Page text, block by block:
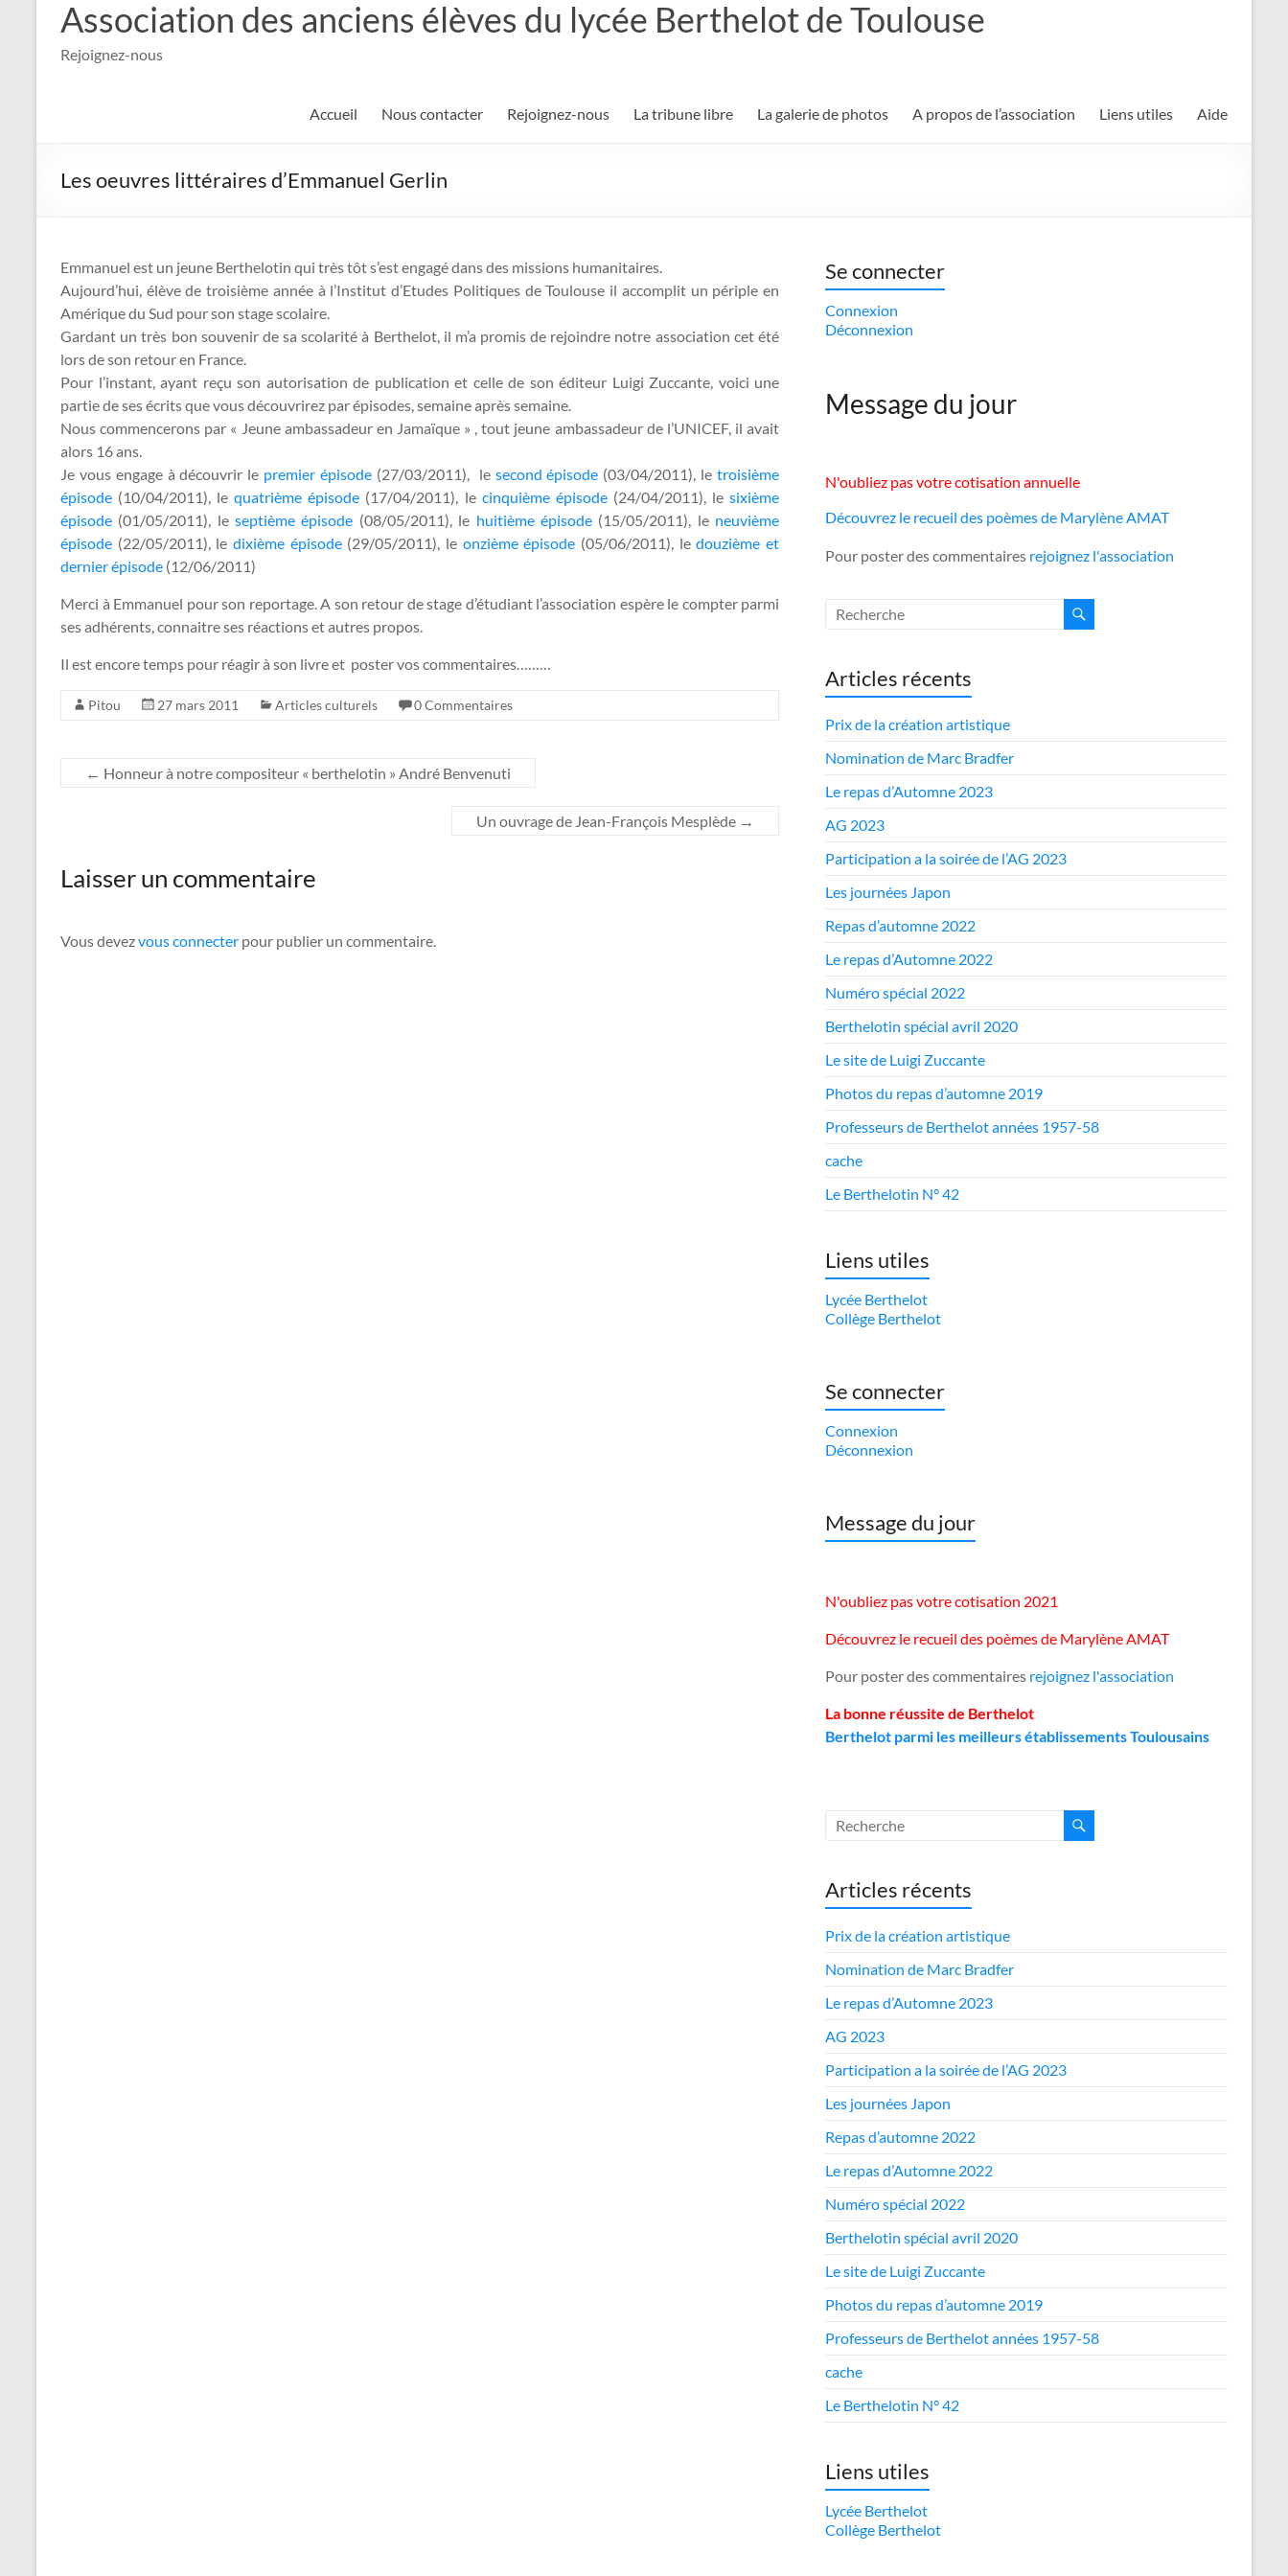
Association des anciens élèves du lycée Berthelot de Toulouse
Rejoignez-nous
Accueil Nous contacter Rejoignez-nous La tribune libre La galerie de photos A propos de l’association Liens utiles Aide
Les oeuvres littéraires d’Emmanuel Gerlin
Emmanuel est un jeune Berthelotin qui très tôt s’est engagé dans des missions humanitaires.
Aujourd’hui, élève de troisième année à l’Institut d’Etudes Politiques de Toulouse il accomplit un périple en
Amérique du Sud pour son stage scolaire.
Gardant un très bon souvenir de sa scolarité à Berthelot, il m’a promis de rejoindre notre association cet été
lors de son retour en France.
Pour l’instant, ayant reçu son autorisation de publication et celle de son éditeur Luigi Zuccante, voici une
partie de ses écrits que vous découvrirez par épisodes, semaine après semaine.
Nous commencerons par « Jeune ambassadeur en Jamaïque » , tout jeune ambassadeur de l’UNICEF, il avait
alors 16 ans.
Je vous engage à découvrir le premier épisode (27/03/2011), le second épisode (03/04/2011), letroisième
épisode (10/04/2011), lequatrième épisode (17/04/2011), le cinquième épisode (24/04/2011), lesixième
épisode (01/05/2011), leseptième épisode (08/05/2011), le huitième épisode(15/05/2011), le neuvième
épisode (22/05/2011), le dixième épisode(29/05/2011), le onzième épisode (05/06/2011), ledouzième et
dernier épisode (12/06/2011)
Merci à Emmanuel pour son reportage. A son retour de stage d’étudiant l’association espère le compter parmi
ses adhérents, connaitre ses réactions et autres propos.
Il est encore temps pour réagir à son livre et poster vos commentaires………
Pitou 27 mars 2011 Articles culturels 0 Commentaires
← Honneur à notre compositeur « berthelotin » André Benvenuti
Un ouvrage de Jean-François Mesplède →
Laisser un commentaire
Vous devezvous connecter pour publier un commentaire.
Se connecter
Connexion
Déconnexion
Message du jour
N'oubliez pas votre cotisation annuelle
Découvrez le recueil des poèmes de Marylène AMAT
Pour poster des commentaires rejoignez l'association
Articles récents
Prix de la création artistique
Nomination de Marc Bradfer
Le repas d’Automne 2023
AG 2023
Participation a la soirée de l’AG 2023
Les journées Japon
Repas d’automne 2022
Le repas d’Automne 2022
Numéro spécial 2022
Berthelotin spécial avril 2020
Le site de Luigi Zuccante
Photos du repas d’automne 2019
Professeurs de Berthelot années 1957-58
cache
Le Berthelotin N° 42
Liens utiles
Lycée Berthelot
Collège Berthelot
Se connecter
Connexion
Déconnexion
Message du jour
N'oubliez pas votre cotisation 2021
Découvrez le recueil des poèmes de Marylène AMAT
Pour poster des commentaires rejoignez l'association
La bonne réussite de Berthelot
Berthelot parmi les meilleurs établissements Toulousains
Articles récents
Prix de la création artistique
Nomination de Marc Bradfer
Le repas d’Automne 2023
AG 2023
Participation a la soirée de l’AG 2023
Les journées Japon
Repas d’automne 2022
Le repas d’Automne 2022
Numéro spécial 2022
Berthelotin spécial avril 2020
Le site de Luigi Zuccante
Photos du repas d’automne 2019
Professeurs de Berthelot années 1957-58
cache
Le Berthelotin N° 42
Liens utiles
Lycée Berthelot
Collège Berthelot